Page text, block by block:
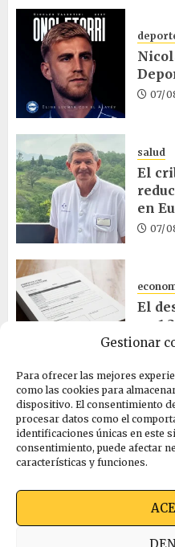
Gestionar
Para ofrecer las mejores
como las cookies para
dispositivo. El consentimiento
procesar datos como el
identificaciones únicas en este
consentimiento, puede afectar
características y funciones.
07/
salud
El
en
07/
El
un
06/
salud